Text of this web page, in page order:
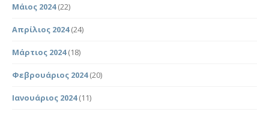
Μάιος 2024(22)
Απρίλιος 2024(24)
Μάρτιος 2024(18)
Φεβρουάριος 2024(20)
Ιανουάριος 2024(11)